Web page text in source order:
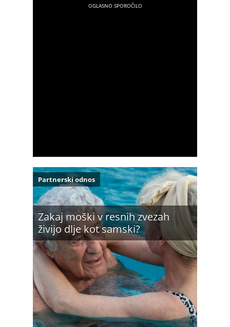
Zakaj moški v resnih zvezah
živijo dlje kot samski?
Partnerski odnos